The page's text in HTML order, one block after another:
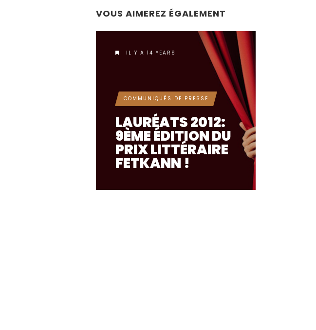
VOUS AIMEREZ ÉGALEMENT
IL Y A 14 YEARS
COMMUNIQUÉS DE PRESSE
LAURÉATS 2012:
9ÈME ÉDITION DU
PRIX LITTÉRAIRE
FETKANN !